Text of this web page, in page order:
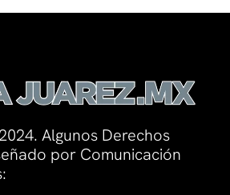
Algunos Derechos
por Comunicación